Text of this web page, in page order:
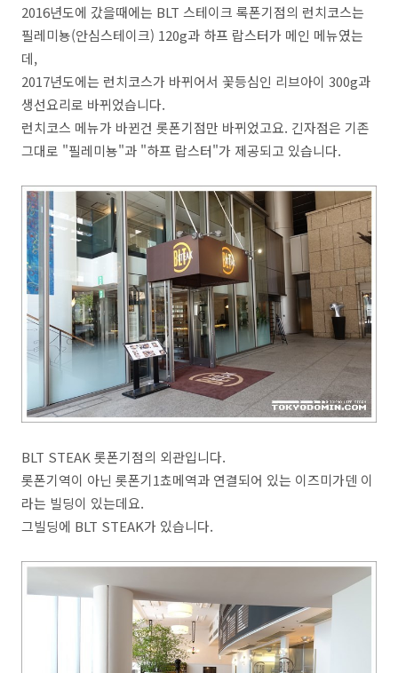
2016년도에 갔을때에는 BLT 스테이크 록폰기점의 런치코스는
필레미뇽(안심스테이크) 120g과 하프 랍스터가 메인 메뉴였는
데,
2017년도에는 런치코스가 바뀌어서 꽃등심인 리브아이 300g과
생선요리로 바뀌었습니다.
런치코스 메뉴가 바뀐건 롯폰기점만 바뀌었고요. 긴자점은 기존
그대로 "필레미뇽"과 "하프 랍스터"가 제공되고 있습니다.
BLT STEAK 롯폰기점의 외관입니다.
롯폰기역이 아닌 롯폰기1쵸메역과 연결되어 있는 이즈미가덴 이
라는 빌딩이 있는데요.
그빌딩에 BLT STEAK가 있습니다.